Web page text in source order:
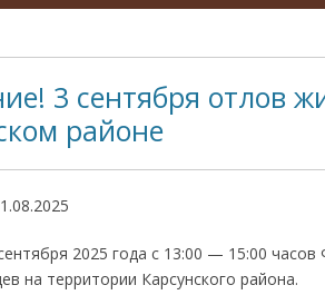
3 сентября отлов
районе
2025 года с 13:00 — 15:00
на территории Карсунского района.